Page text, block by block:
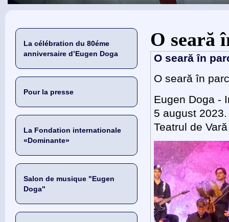
La célébration du 80éme
anniversaire d’Eugen Doga
Pour la presse
La Fondation internationale
«Dominante»
Salon de musique "Eugen
Doga"
Vous êtes ici
O seară
O seară în
O seară în
Eugen Doga -
5 august 2023.
Teatrul de